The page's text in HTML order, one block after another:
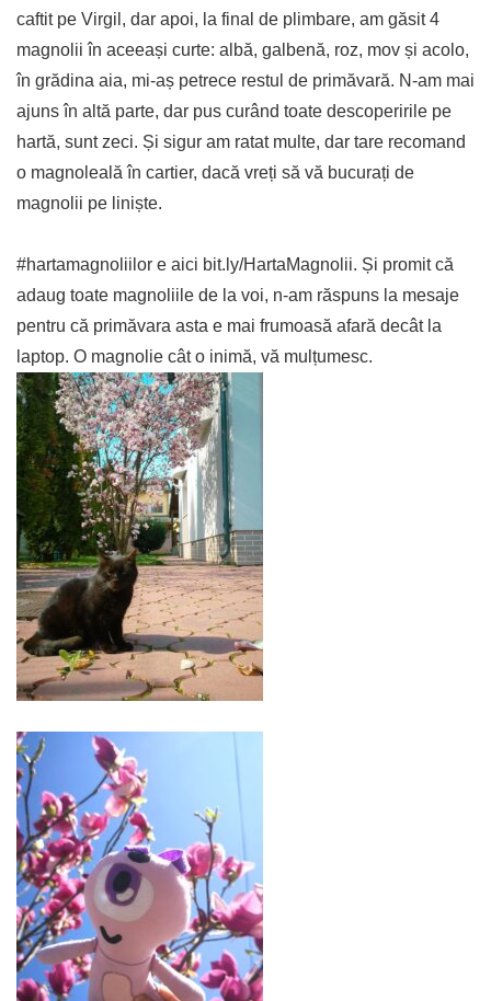
caftit pe Virgil, dar apoi, la final de plimbare, am găsit 4
magnolii în aceeași curte: albă, galbenă, roz, mov și acolo,
în grădina aia, mi-aș petrece restul de primăvară. N-am mai
ajuns în altă parte, dar pus curând toate descoperirile pe
hartă, sunt zeci. Și sigur am ratat multe, dar tare recomand
o magnoleală în cartier, dacă vreți să vă bucurați de
magnolii pe liniște.
#hartamagnoliilor e aici bit.ly/HartaMagnolii. Și promit că
adaug toate magnoliile de la voi, n-am răspuns la mesaje
pentru că primăvara asta e mai frumoasă afară decât la
laptop. O magnolie cât o inimă, vă mulțumesc.